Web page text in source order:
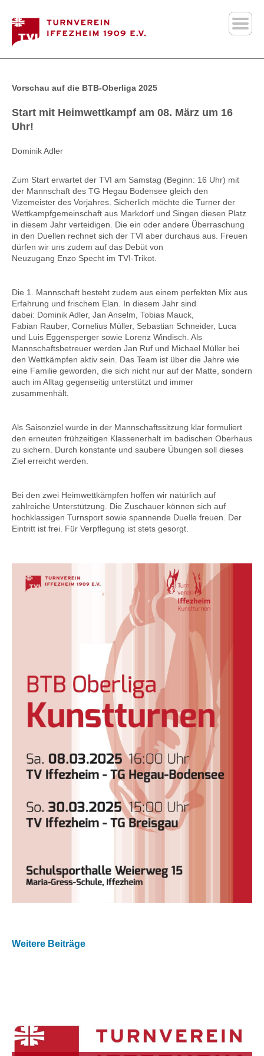
Vorschau auf die BTB-Oberliga 2025
Start mit Heimwettkampf am 08. März um 16
Uhr!
Dominik Adler
Zum Start erwartet der TVI am Samstag (Beginn: 16 Uhr) mit
der Mannschaft des TG Hegau Bodensee gleich den
Vizemeister des Vorjahres. Sicherlich möchte die Turner der
Wettkampfgemeinschaft aus Markdorf und Singen diesen Platz
in diesem Jahr verteidigen. Die ein oder andere Überraschung
in den Duellen rechnet sich der TVI aber durchaus aus. Freuen
dürfen wir uns zudem auf das Debüt von
Neuzugang Enzo Specht im TVI-Trikot
Die 1. Mannschaft besteht zudem aus einem perfekten Mix aus
Erfahrung und frischem Elan. In diesem Jahr sind
dabei: Dominik Adler, Jan Anselm, Tobias Mauck
Fabian Rauber, Cornelius Müller, Sebastian Schneider, Luca
und Luis Eggensperger sowie Lorenz Windisch . Als
Mannschaftsbetreuer werden Jan Ruf und Michael Müller bei
den Wettkämpfen aktiv sein. Das Team ist über die Jahre wie
eine Familie geworden, die sich nicht nur auf der Matte, sondern
auch im Alltag gegenseitig unterstützt und immer
zusammenhält.
Als Saisonziel wurde in der Mannschaftssitzung klar formuliert
den erneuten frühzeitigen Klassenerhalt im badischen Oberhaus
zu sichern. Durch konstante und saubere Übungen soll dieses
Ziel erreicht werden.
Bei den zwei Heimwettkämpfen hoffen wir natürlich auf
zahlreiche Unterstützung. Die Zuschauer können sich auf
hochklassigen Turnsport sowie spannende Duelle freuen. Der
Eintritt ist frei. Für Verpflegung ist stets gesorgt.
Weitere Beiträge